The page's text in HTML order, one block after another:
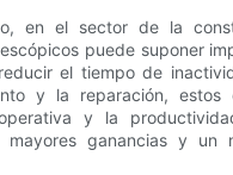
en el sector de la
puede suponer
el tiempo de
y la reparación, estos
y la
mayores ganancias y un